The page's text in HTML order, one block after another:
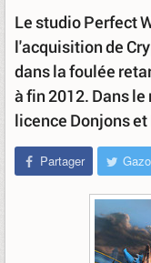
Le studio Perfect
l'acquisition de
dans la foulée
à fin 2012. Dans
licence Donjons
Partager